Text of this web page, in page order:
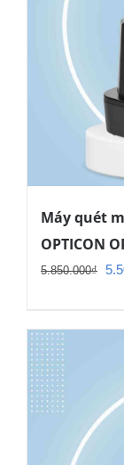
Máy quét
OPTICON
5.850.000₫
Giá